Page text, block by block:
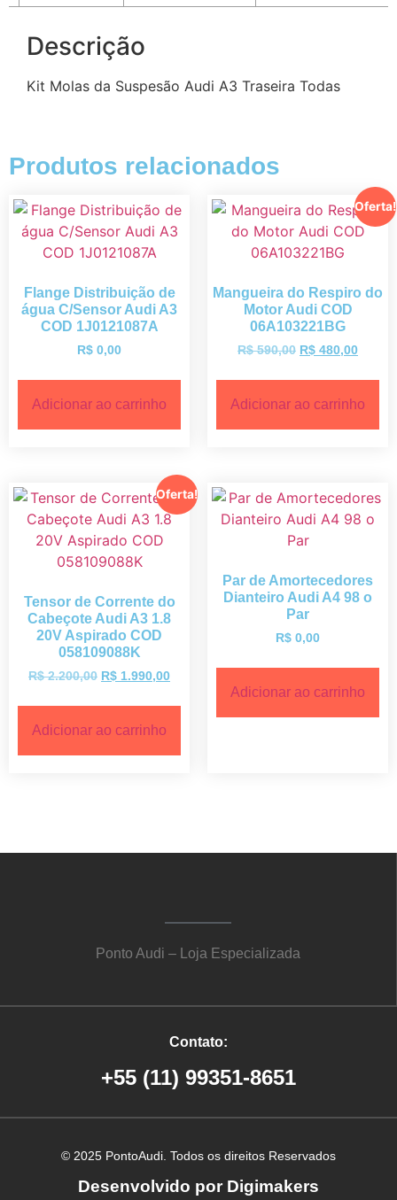
Descrição
Kit Molas da Suspesão Audi A3 Traseira Todas
Produtos relacionados
Flange Distribuição de
água C/Sensor Audi A3
COD 1J0121087A
R$ 0,00
Adicionar ao carrinho
Oferta!
Mangueira do Respiro do
Motor Audi COD
06A103221BG
R$590,00 R$ 480,00
Adicionar ao carrinho
Oferta!
Tensor de Corrente do
Cabeçote Audi A3 1.8
20V Aspirado COD
058109088K
R$2.200,00 R$ 1.990,00
Adicionar ao carrinho
Par de Amortecedores
Dianteiro Audi A4 98 o
Par
R$ 0,00
Adicionar ao carrinho
Ponto Audi – Loja Especializada
Contato:
+55 (11) 99351-8651
© 2025 PontoAudi. Todos os direitos Reservados
Desenvolvido por Digimakers